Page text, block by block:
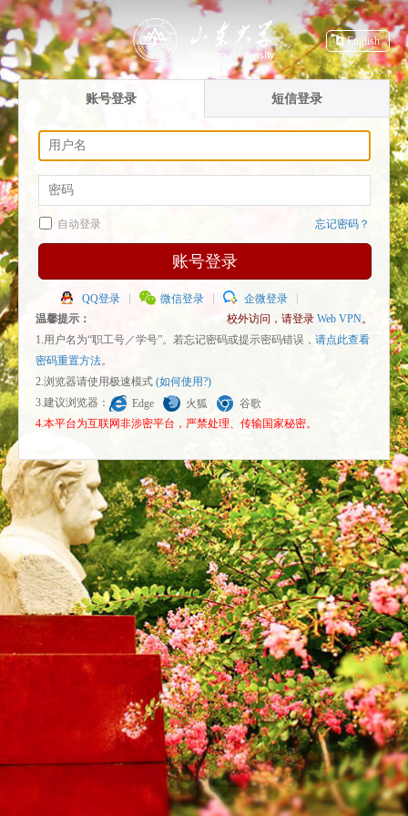
English
账号登录 短信登录
自动登录 忘记密码？
账号登录
QQ登录 微信登录
企微登录
温馨提示：
校外访问，请登录 Web VPN。
1.用户名为“职工号／学号”。若忘记密码或提示密码错误， 请点此查看
密码重置方法。
2.浏览器请使用极速模式 (如何使用?)
3.建议浏览器：
Edge 火狐
谷歌
4.本平台为互联网非涉密平台，严禁处理、传输国家秘密。